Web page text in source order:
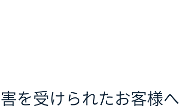
を受けられたお客様へ